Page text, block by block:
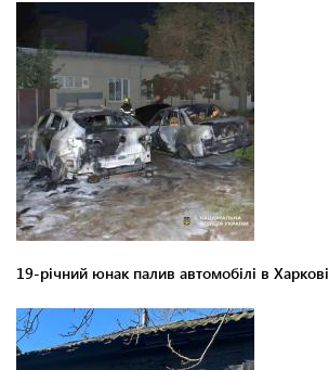
19-річний юнак палив автомобілі в Харкові